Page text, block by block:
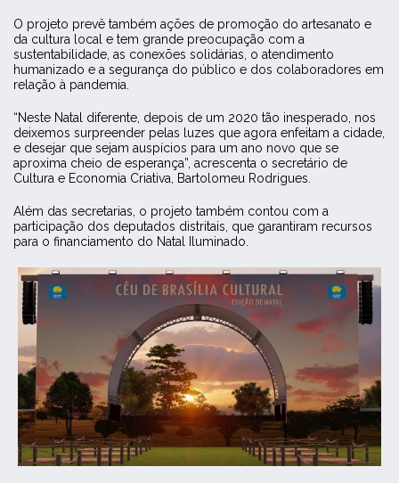
O projeto prevê também ações de promoção do artesanato e
da cultura local e tem grande preocupação com a
sustentabilidade, as conexões solidárias, o atendimento
humanizado e a segurança do público e dos colaboradores em
relação à pandemia.
“Neste Natal diferente, depois de um 2020 tão inesperado, nos
deixemos surpreender pelas luzes que agora enfeitam a cidade,
e desejar que sejam auspícios para um ano novo que se
aproxima cheio de esperança”, acrescenta o secretário de
Cultura e Economia Criativa, Bartolomeu Rodrigues.
Além das secretarias, o projeto também contou com a
participação dos deputados distritais, que garantiram recursos
para o financiamento do Natal Iluminado.